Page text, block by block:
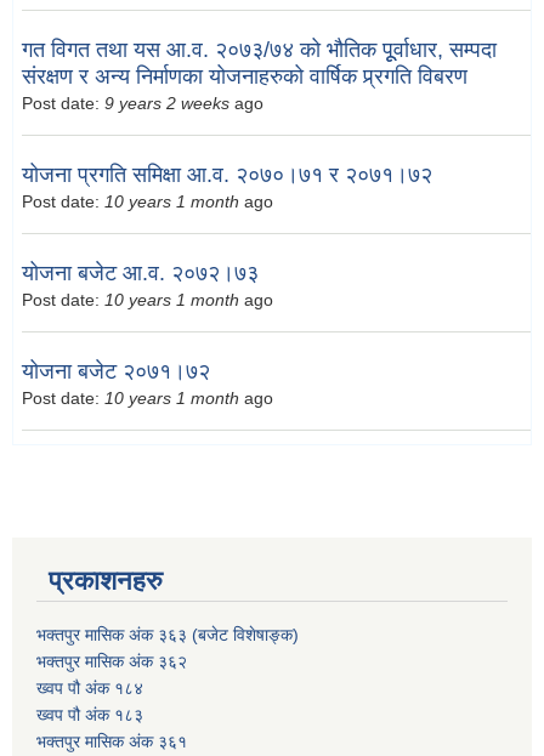
गत विगत तथा यस आ.व. २०७३/७४ को भौतिक पूूर्वाधार, सम्पदा
संरक्षण र अन्य निर्माणका योजनाहरुको वार्षिक प्र्रगति विबरण
Post date: 9 years 2 weeks ago
योजना प्रगति समिक्षा आ.व. २०७०।७१ र २०७१।७२
Post date: 10 years 1 month ago
योजना बजेट आ.व. २०७२।७३
Post date: 10 years 1 month ago
योजना बजेट २०७१।७२
Post date: 10 years 1 month ago
प्रकाशनहरु
भक्तपुर मासिक अंक ३६३ (बजेट विशेषाङ्क)
भक्तपुर मासिक अंक ३६२
ख्वप पौ अंक १८४
ख्वप पौ अंक १८३
भक्तपुर मासिक अंक ३६१